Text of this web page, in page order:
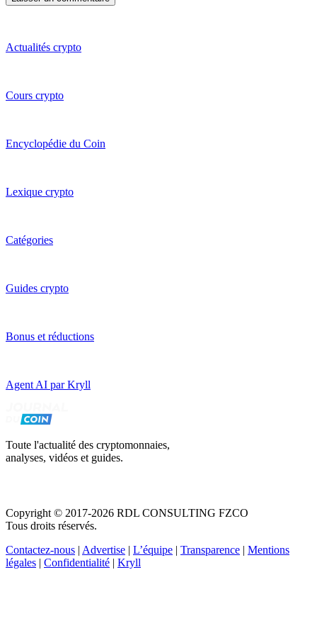
Actualités crypto
Cours crypto
Encyclopédie du Coin
Lexique crypto
Catégories
Guides crypto
Bonus et réductions
Agent AI par Kryll
Toute l'actualité des cryptomonnaies,
analyses, vidéos et guides.
Copyright © 2017-2026 RDL CONSULTING FZCO
Tous droits réservés.
Contactez-nous | Advertise | L’équipe | Transparence | Mentions
légales | Confidentialité | Kryll